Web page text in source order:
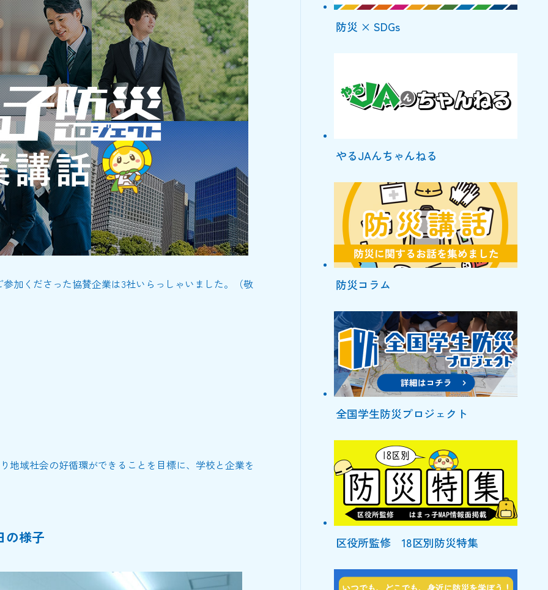
加くださった協賛企業は3社いらっしゃいました。（敬
地域社会の好循環ができることを目標に、学校と企業を
の様子
防災 × SDGs
やるJAんちゃんねる
防災コラム
全国学生防災プロジェクト
区役所監修 18区別防災特集